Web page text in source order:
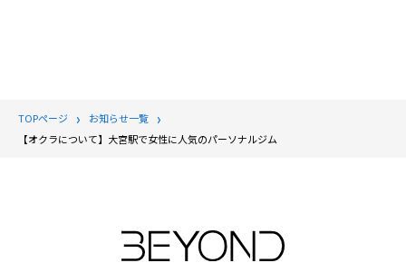
TOPページ
お知らせ一覧
【オクラについて】大宮駅で女性に人気のパーソナルジム